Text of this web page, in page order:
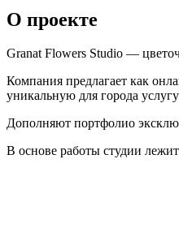
О проекте
Granat Flowers Studio —
Компания предлагает как
уникальную для города
Дополняют портфолио
В основе работы студии